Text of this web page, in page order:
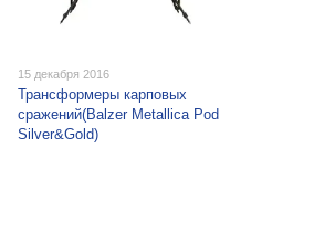
15 декабря 2016
Трансформеры карповых
сражений(Balzer Metallica Pod
Silver&Gold)